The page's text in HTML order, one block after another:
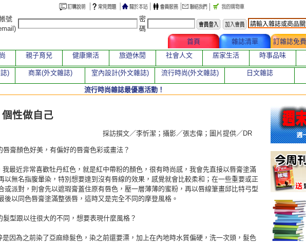
章
性做自己
採訪撰文／李忻潔；攝影／張志偉；圖片提供／DR
唇膏顏色好美，有偏好的唇膏色彩或畫法？
我最近非常喜歡牡丹紅色，就是紅中帶粉的顏色，很有時尚感，我會先直接以唇膏塗滿
以無名指腹暈染，特別想要達到沒有唇線的效果，感覺就會比較柔和；在一些重要或正
或派對，則會先以遮瑕膏蓋住原有唇色，壓一層薄薄的蜜粉，再以唇線筆畫邱比特弓型
後以同色唇膏塗滿整張唇，這時又是完全不同的摩登風格。
髮型跟以往很大的不同，想要表現什麼風格？
是因為之前染了亞麻綠髮色，染之前還要漂，加上在內地時水質偏硬，洗一次頭，髮色
號
密
碼
首頁 雜誌清單 訂雜誌免
親子育兒 健康樂活 旅遊休閒 社會人文 居家生活 時事品味
) 商業(外文雜誌) 室內設計(外文雜誌) 流行時尚(外文雜誌) 日文雜誌
流行時尚雜誌最優惠活動！